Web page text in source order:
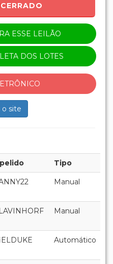
ESSE LEILÃO
DOS LOTES
o site
Tipo
Manual
Manual
Automático